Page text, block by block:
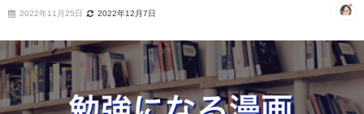
2022年11月25日 2022年12月7日